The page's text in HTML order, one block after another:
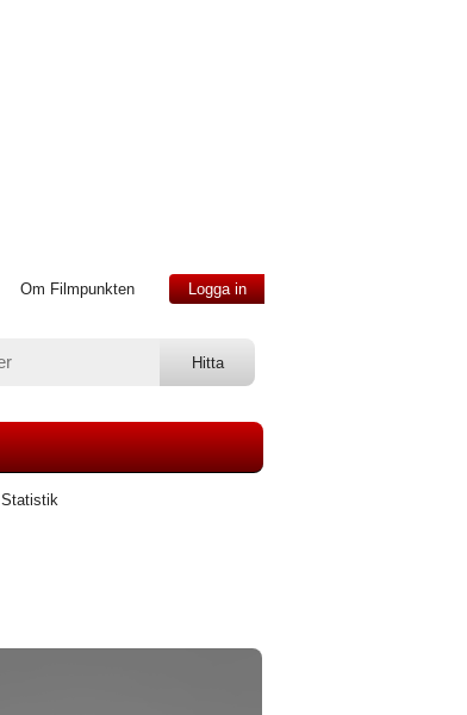
Om Filmpunkten Logga in
Statistik